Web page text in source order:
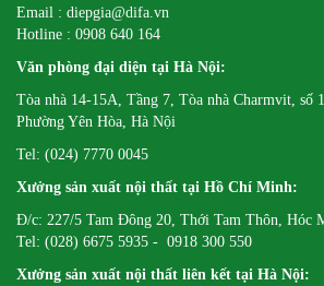
Email : diepgia@difa.vn
Hotline : 0908 640 164
Văn phòng đại diện tại Hà Nội:
Tòa nhà 14-15A, Tầng 7, Tòa nhà Charmvit, số
Phường Yên Hòa, Hà Nội
Tel: (024) 7770 0045
Xưởng sản xuất nội thất tại Hồ Chí Minh:
Đ/c: 227/5 Tam Đông 20, Thới Tam Thôn, Hóc
Tel: (028) 6675 5935 - 0918 300 550
Xưởng sản xuất nội thất liên kết tại Hà Nội: